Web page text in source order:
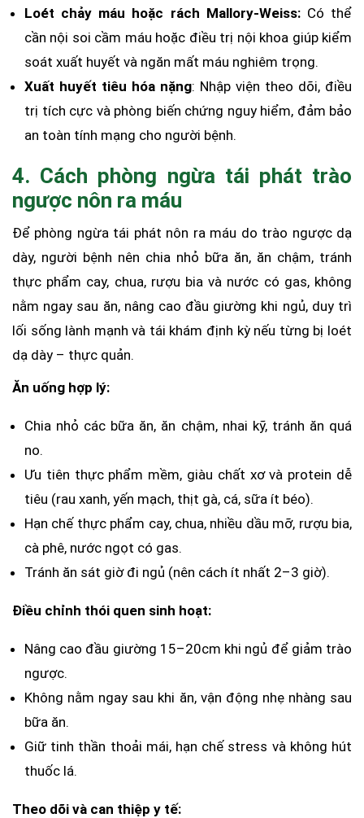
Loét chảy máu hoặc rách Mallory-Weiss:Có thể
cần nội soi cầm máu hoặc điều trị nội khoa giúp kiểm
soát xuất huyết và ngăn mất máu nghiêm trọng.
Xuất huyết tiêu hóa nặng: Nhập viện theo dõi, điều
trị tích cực và phòng biến chứng nguy hiểm, đảm bảo
an toàn tính mạng cho người bệnh.
4. Cách phòng ngừa tái phát trào
ngược nôn ra máu
Để phòng ngừa tái phát nôn ra máu do trào ngược dạ
dày, người bệnh nên chia nhỏ bữa ăn, ăn chậm, tránh
thực phẩm cay, chua, rượu bia và nước có gas, không
nằm ngay sau ăn, nâng cao đầu giường khi ngủ, duy trì
lối sống lành mạnh và tái khám định kỳ nếu từng bị loét
dạ dày – thực quản.
Ăn uống hợp lý:
Chia nhỏ các bữa ăn, ăn chậm, nhai kỹ, tránh ăn quá
no.
Ưu tiên thực phẩm mềm, giàu chất xơ và protein dễ
tiêu (rau xanh, yến mạch, thịt gà, cá, sữa ít béo).
Hạn chế thực phẩm cay, chua, nhiều dầu mỡ, rượu bia,
cà phê, nước ngọt có gas.
Tránh ăn sát giờ đi ngủ (nên cách ít nhất 2–3 giờ).
Điều chỉnh thói quen sinh hoạt:
Nâng cao đầu giường 15–20cm khi ngủ để giảm trào
ngược.
Không nằm ngay sau khi ăn, vận động nhẹ nhàng sau
bữa ăn.
Giữ tinh thần thoải mái, hạn chế stress và không hút
thuốc lá.
Theo dõi và can thiệp y tế: